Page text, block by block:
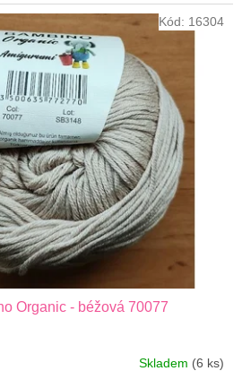
Organic - béžová 70077
Skladem (6 ks)
Kód: 16304